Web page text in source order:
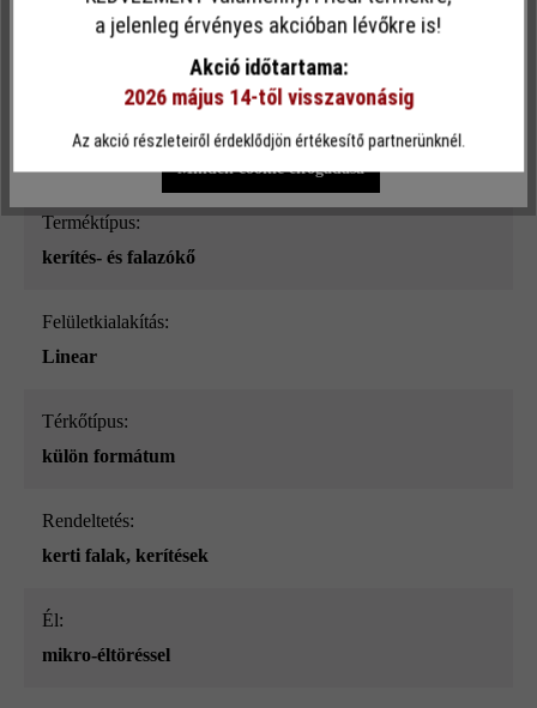
Felületi struktúra:
taupe nüansz-árnyalt_ModulusPur
Terméktípus:
kerítés- és falazókő
Felületkialakítás:
Linear
Térkőtípus:
külön formátum
Rendeltetés:
kerti falak, kerítések
él:
mikro-éltöréssel
Ez a webhely cookie-kat használ, hogy a lehető legjobb
funkcionalitást kínálja Önnek...További információ
Egyéni beállítások Csak funkcionális cookie elfogadása
Minden cookie elfogadása
a jelenleg érvényes akcióban lévőkre is!
Akció időtartama:
2026 május 14-től visszavonásig
Az akció részleteiről érdeklődjön értékesítő partnerünknél.